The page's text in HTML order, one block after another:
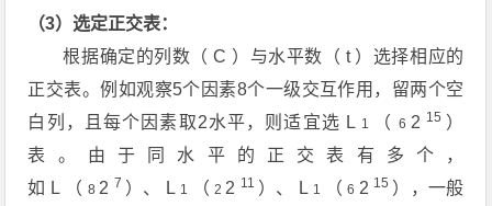
（3）选定正交表：
根据确定的列数（C ）与水平数（ t ）选择相应的
正交表。例如观察5个因素8个一级交互作用，留两个空
白列，且每个因素取2水平，则适宜选 L 1 （ 6 2 15 ）
表。由于同水平的正交表有多个，
如 L （82 7 ）、 L 1 （22 11 ）、 L 1 （6 2 15 ），一般